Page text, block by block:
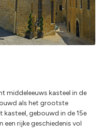
middeleeuws kasteel in de
als het grootste
kasteel, gebouwd in de 15e
een rijke geschiedenis vol